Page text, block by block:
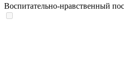
Воспитательно-нравственный